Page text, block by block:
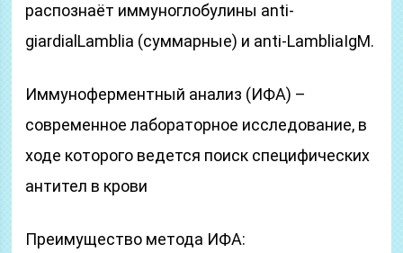
распознаёт иммуноглобулины anti-
giardialLamblia (суммарные) и anti-LambliaIgM.
Иммуноферментный анализ (ИФА) –
современное лабораторное исследование, в
ходе которого ведется поиск специфических
антител в крови
Преимущество метода ИФА: